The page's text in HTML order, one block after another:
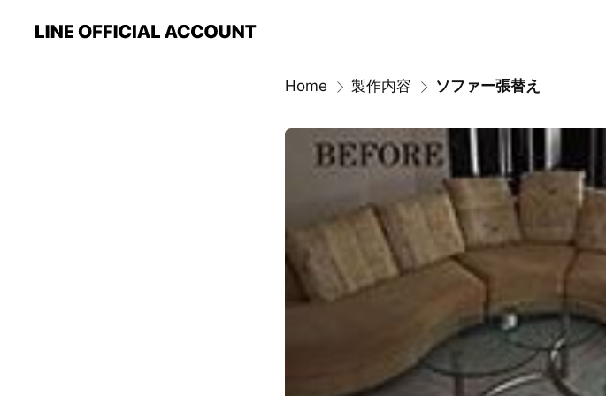
Home 製作内容 ソファー張替え